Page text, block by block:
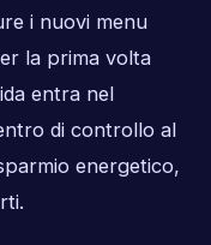
i nuovi menu
la prima volta
entra nel
di controllo al
energetico,